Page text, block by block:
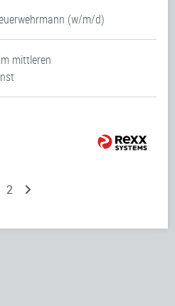
(w/m/d)
mittleren
2